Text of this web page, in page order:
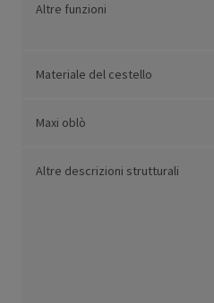
Altre funzioni
Materiale del cestello
Maxi oblò
Altre descrizioni strutturali